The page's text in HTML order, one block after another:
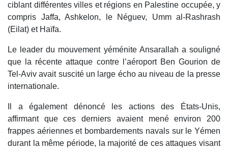
ciblant différentes villes et régions en Palestine occupée, y
compris Jaffa, Ashkelon, le Néguev, Umm al-Rashrash
(Eilat) et Haïfa.
Le leader du mouvement yéménite Ansarallah a souligné
que la récente attaque contre l’aéroport Ben Gourion de
Tel-Aviv avait suscité un large écho au niveau de la presse
internationale.
Il a également dénoncé les actions des États-Unis,
affirmant que ces derniers avaient mené environ 200
frappes aériennes et bombardements navals sur le Yémen
durant la même période, la majorité de ces attaques visant